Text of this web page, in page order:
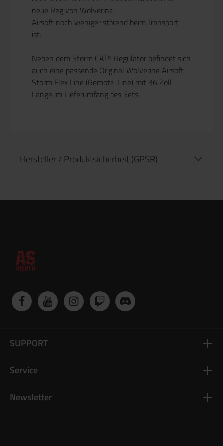
neue Reg von Wolverine
Airsoft noch weniger störend beim Transport
ist.
Neben dem Storm CAT5 Regulator befindet sich
auch eine passende Original Wolverine Airsoft
Storm Flex Line (Remote-Line) mit 36 Zoll
Länge im Lieferumfang des Sets.
Hersteller / Produktsicherheit (GPSR)
Newsletter
SUPPORT
Service